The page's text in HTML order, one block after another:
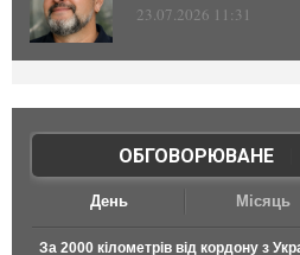
23.07.2026 11:31
ОБГОВОРЮВАНЕ|
День Місяць
За 2000 кілометрів від кордону з